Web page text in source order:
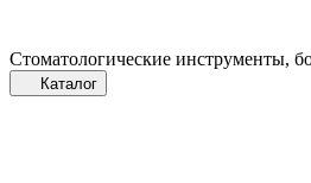
Стоматологические инструменты,
Каталог